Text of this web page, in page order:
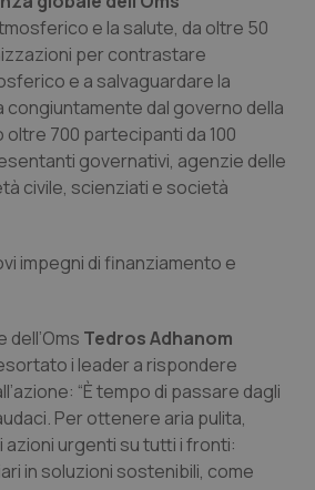
Giulia
coronaropatie
e la salute, da oltre 50
per contrastare
e a salvaguardare la
congiuntamente dal governo della
oltre 700 partecipanti da 100
governativi, agenzie delle
civile, scienziati e società
impegni di finanziamento e
Tedros Adhanom
i leader a rispondere
“È tempo di passare dagli
Per ottenere aria pulita,
azioni urgenti su tutti i fronti:
in soluzioni sostenibili, come